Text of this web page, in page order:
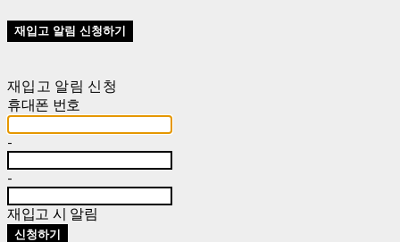
재입고 알림 신청하기
재입고 알림 신청
휴대폰 번호
-
-
재입고 시 알림
신청하기